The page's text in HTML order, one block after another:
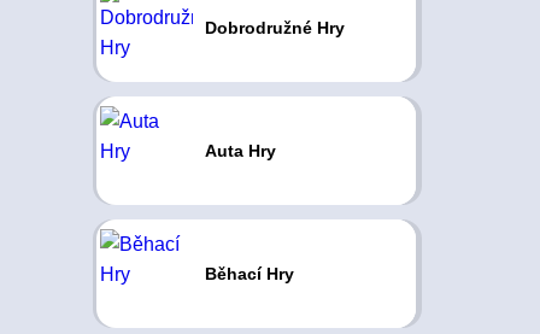
Dobrodružné Hry
Auta Hry
Běhací Hry